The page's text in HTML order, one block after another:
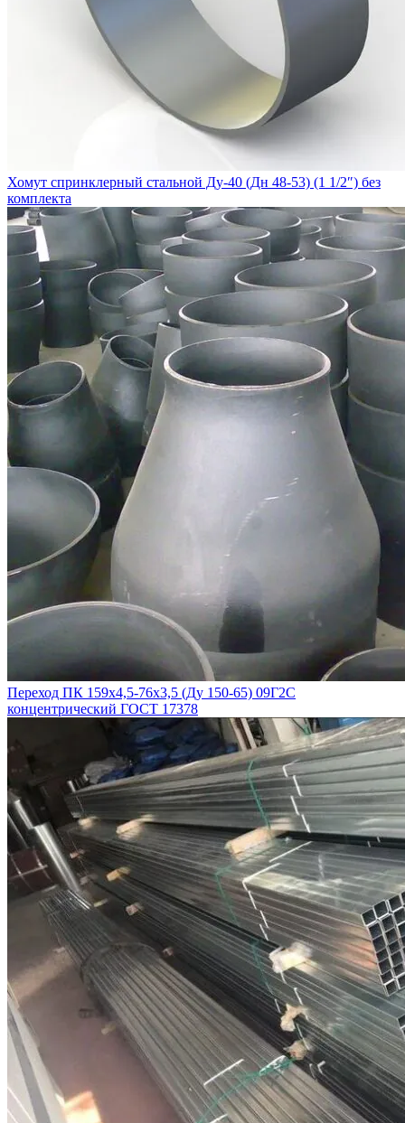
Хомут спринклерный стальной Ду-40 (Дн 48-53) (1 1/2″) без
комплекта
Переход ПК 159х4,5-76х3,5 (Ду 150-65) 09Г2С
концентрический ГОСТ 17378